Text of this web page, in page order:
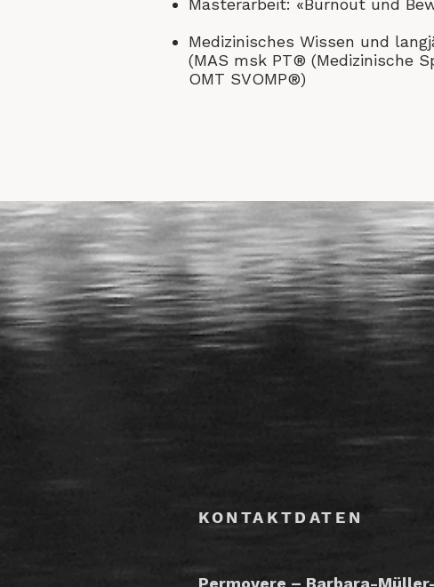
Masterarbeit: «Burnout und
Medizinisches Wissen und
(MAS msk PT® (Medizinische
OMT SVOMP®)
KONTAKTDATEN
Permovere – Barbara-